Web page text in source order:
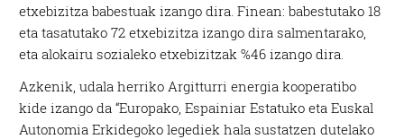
etxebizitza babestuak izango dira. Finean: babestutako 18
eta tasatutako 72 etxebizitza izango dira salmentarako,
eta alokairu sozialeko etxebizitzak %46 izango dira.
Azkenik, udala herriko Argitturri energia kooperatibo
kide izango da “Europako, Espainiar Estatuko eta Euskal
Autonomia Erkidegoko legediek hala sustatzen dutelako